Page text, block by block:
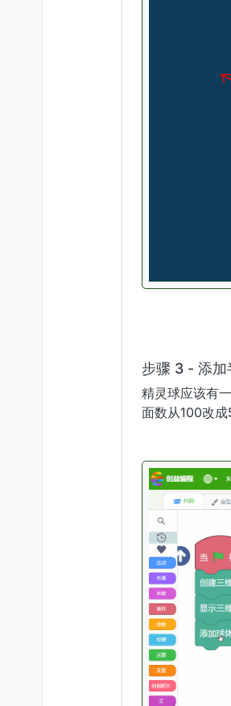
步骤 3 - 添加
精灵球应该有
面数从100改成